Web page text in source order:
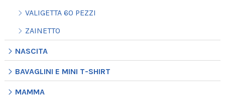
VALIGETTA 60 PEZZI
ZAINETTO
NASCITA
BAVAGLINI E MINI T-SHIRT
MAMMA